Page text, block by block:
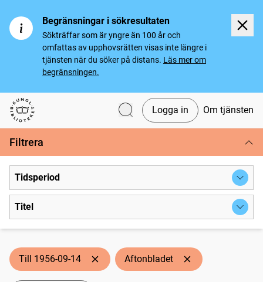
Begränsningar i sökresultaten
Sökträffar som är yngre än 100 år och
omfattas av upphovsrätten visas inte längre i
tjänsten när du söker på distans. Läs mer om
begränsningen.
Svenska tidningar
Logga in Om tjänsten
Filtrera
Tidsperiod
Titel
Till 1956-09-14 Aftonbladet